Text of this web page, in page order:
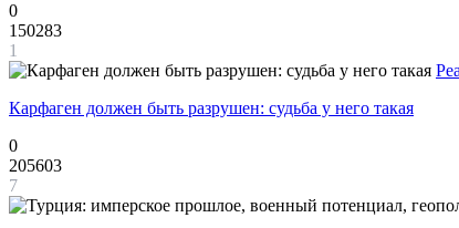
0
150283
1
Карфаген должен быть разрушен: судьба у него такая
0
205603
7